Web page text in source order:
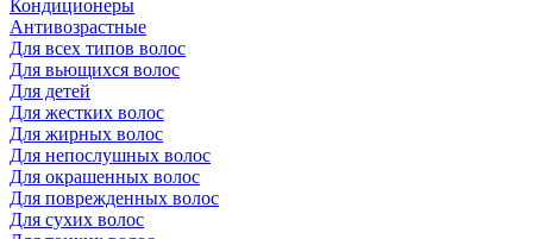
Кондиционеры
Антивозрастные
Для всех типов волос
Для вьющихся волос
Для детей
Для жестких волос
Для жирных волос
Для непослушных волос
Для окрашенных волос
Для поврежденных волос
Для сухих волос